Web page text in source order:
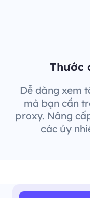
Thước
Dễ dàng xem
mà bạn cần
proxy. Nâng
các ủy